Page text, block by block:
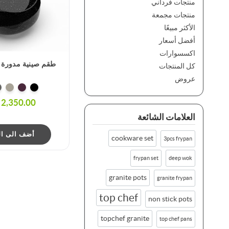
منتجات فرداني
منتجات مجمعة
الأكثر مبيعًا
أفضل أسعار
اكسسوارات
كل المنتجات
عروض
العلامات الشائعة
3pcs frypan
cookware set
deep wok
frypan set
granite frypan
granite pots
non stick pots
top chef
top chef pans
topchef granite
طقم صينية مدورة 26&30
2,350.00 ج.م.‏
أضف الى